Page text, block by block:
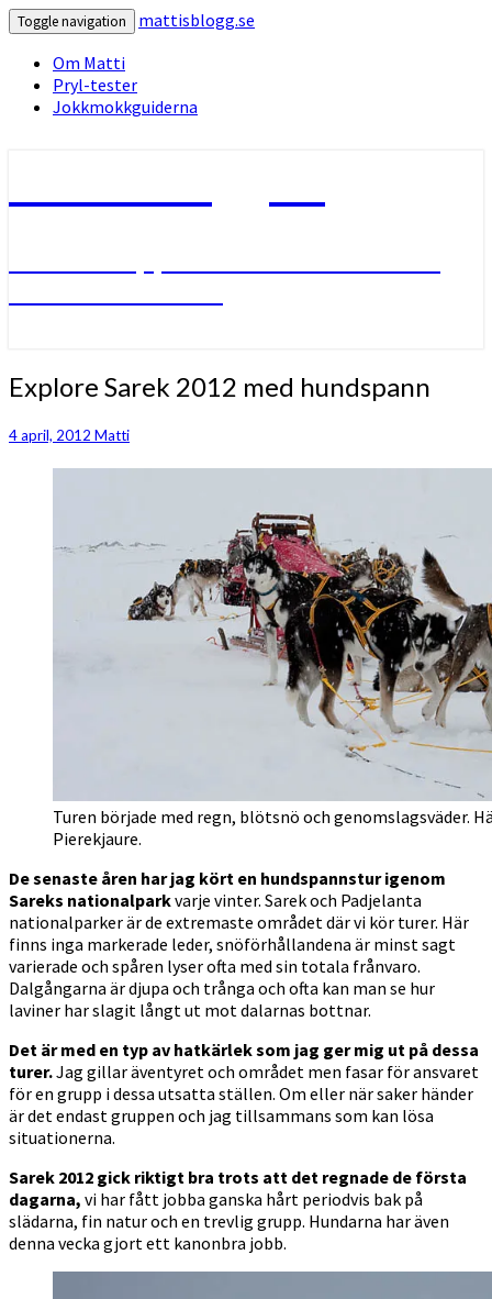
Toggle navigation
mattisblogg.se
Om Matti
Pryl-tester
Jokkmokkguiderna
Explore
Sarek
med
hundspann
Explore Sarek 2012 med hundspann
4 april, 2012 Matti
Turen började med regn, blötsnö och genomslagsväder.
Pierekjaure.
De senaste åren har jag kört en hundspannstur igenom
Sareks nationalparkvarje vinter. Sarek och Padjelanta
nationalparker är de extremaste området där vi kör turer. Här
finns inga markerade leder, snöförhållandena är minst sagt
varierade och spåren lyser ofta med sin totala frånvaro.
Dalgångarna är djupa och trånga och ofta kan man se hur
laviner har slagit långt ut mot dalarnas bottnar.
Det är med en typ av hatkärlek som jag ger mig ut på dessa
turer.Jag gillar äventyret och området men fasar för ansvaret
för en grupp i dessa utsatta ställen. Om eller när saker händer
är det endast gruppen och jag tillsammans som kan lösa
situationerna.
Sarek 2012 gick riktigt bra trots att det regnade de första
dagarna, vi har fått jobba ganska hårt periodvis bak på
slädarna, fin natur och en trevlig grupp. Hundarna har även
denna vecka gjort ett kanonbra jobb.